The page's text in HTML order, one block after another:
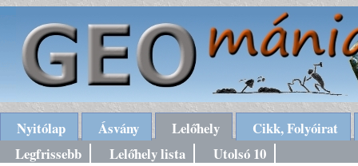
Nyitólap Ásvány Lelőhely
Cikk, Folyóirat
Legfrissebb
Lelőhely lista Utolsó 10